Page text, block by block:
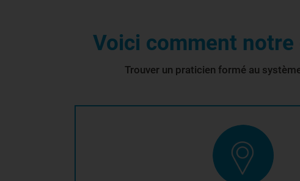
Voici comment
Trouver un praticien formé au